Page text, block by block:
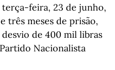
feira, 23 de junho,
três meses de prisão,
de 400 mil libras
Nacionalista